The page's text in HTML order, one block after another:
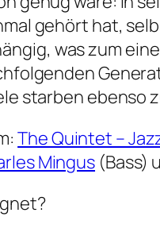
gehört hat,
was zum
starben ebenso
The Quintet –
Mingus (Bass)